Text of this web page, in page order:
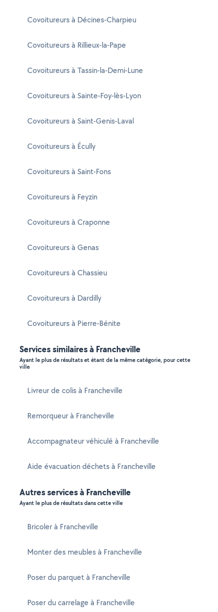
Covoitureurs à Décines-Charpieu
Covoitureurs à Rillieux-la-Pape
Covoitureurs à Tassin-la-Demi-Lune
Covoitureurs à Sainte-Foy-lès-Lyon
Covoitureurs à Saint-Genis-Laval
Covoitureurs à Écully
Covoitureurs à Saint-Fons
Covoitureurs à Feyzin
Covoitureurs à Craponne
Covoitureurs à Genas
Covoitureurs à Chassieu
Covoitureurs à Dardilly
Covoitureurs à Pierre-Bénite
Services similaires à Francheville
Ayant le plus de résultats et étant de la même catégorie, pour cette
ville
Livreur de colis à Francheville
Remorqueur à Francheville
Accompagnateur véhiculé à Francheville
Aide évacuation déchets à Francheville
Autres services à Francheville
Ayant le plus de résultats dans cette ville
Bricoler à Francheville
Monter des meubles à Francheville
Poser du parquet à Francheville
Poser du carrelage à Francheville